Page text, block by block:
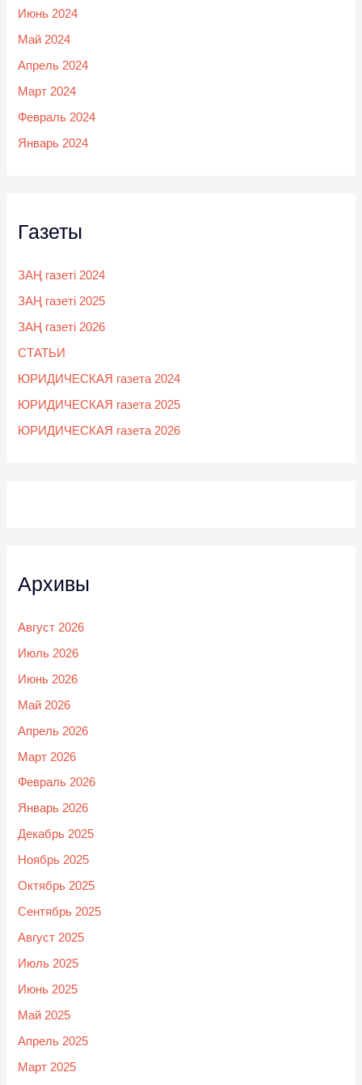
Июнь 2024
Май 2024
Апрель 2024
Март 2024
Февраль 2024
Январь 2024
Газеты
ЗАҢ газеті 2024
ЗАҢ газеті 2025
ЗАҢ газеті 2026
СТАТЬИ
ЮРИДИЧЕСКАЯ газета 2024
ЮРИДИЧЕСКАЯ газета 2025
ЮРИДИЧЕСКАЯ газета 2026
Архивы
Август 2026
Июль 2026
Июнь 2026
Май 2026
Апрель 2026
Март 2026
Февраль 2026
Январь 2026
Декабрь 2025
Ноябрь 2025
Октябрь 2025
Сентябрь 2025
Август 2025
Июль 2025
Июнь 2025
Май 2025
Апрель 2025
Март 2025